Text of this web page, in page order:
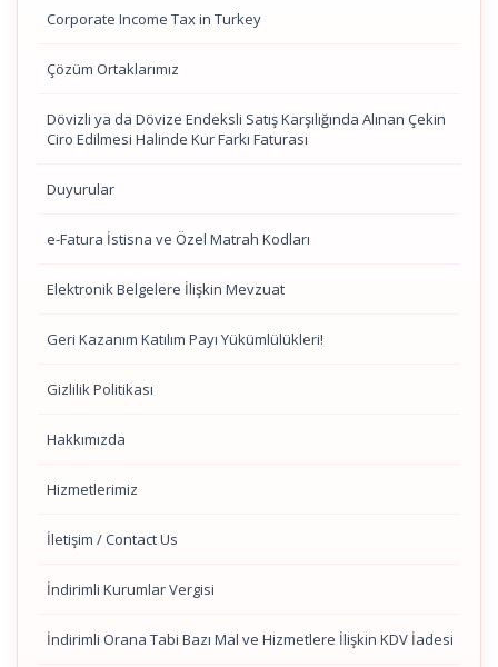
Corporate Income Tax in Turkey
Çözüm Ortaklarımız
Dövizli ya da Dövize Endeksli Satış Karşılığında Alınan Çekin
Ciro Edilmesi Halinde Kur Farkı Faturası
Duyurular
e-Fatura İstisna ve Özel Matrah Kodları
Elektronik Belgelere İlişkin Mevzuat
Geri Kazanım Katılım Payı Yükümlülükleri!
Gizlilik Politikası
Hakkımızda
Hizmetlerimiz
İletişim / Contact Us
İndirimli Kurumlar Vergisi
İndirimli Orana Tabi Bazı Mal ve Hizmetlere İlişkin KDV İadesi